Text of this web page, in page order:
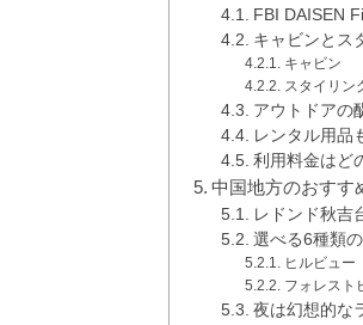
FBI DAISEN
キャビンとス
キャビン
スタイリン
アウトドアの
レンタル用品
利用料金はど
中国地方のおす
レドンド秋吉
選べる6種類
ヒルビュー
フォレスト
夜は幻想的な